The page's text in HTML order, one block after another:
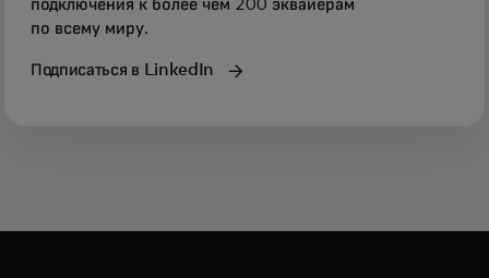
подключения к более чем 200 эквайерам
по всему миру.
Подписаться в LinkedIn